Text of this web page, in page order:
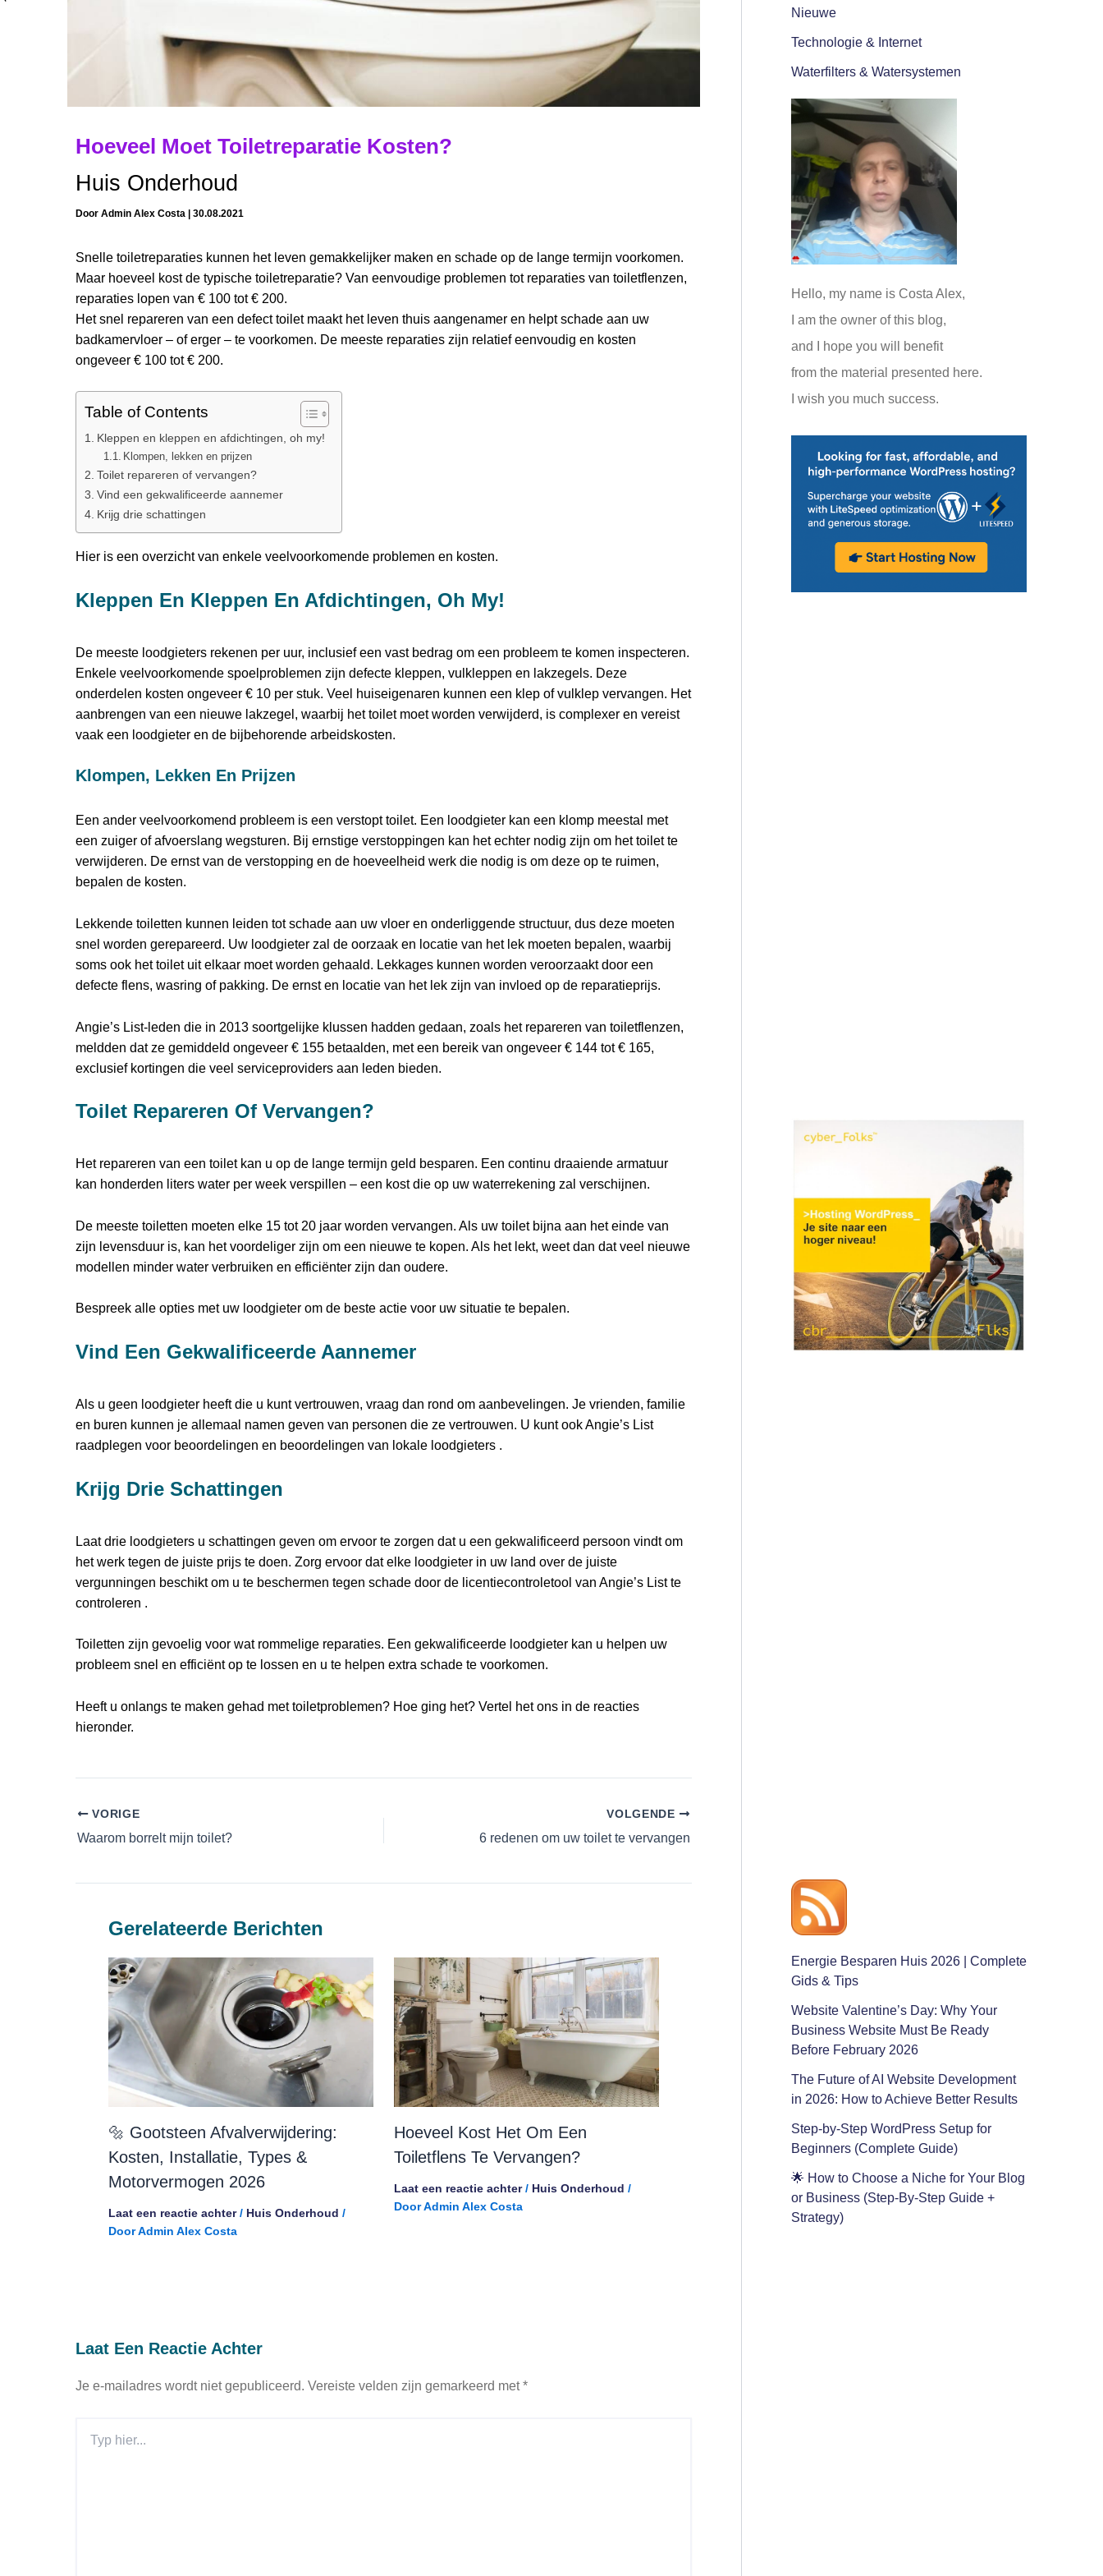
Hoeveel Moet Toiletreparatie Kosten?
Huis Onderhoud
Door Admin Alex Costa | 30.08.2021
Snelle toiletreparaties kunnen het leven gemakkelijker maken en schade op de lange termijn voorkomen.
Maar hoeveel kost de typische toiletreparatie? Van eenvoudige problemen tot reparaties van toiletflenzen,
reparaties lopen van € 100 tot € 200.
Het snel repareren van een defect toilet maakt het leven thuis aangenamer en helpt schade aan uw
badkamervloer – of erger – te voorkomen. De meeste reparaties zijn relatief eenvoudig en kosten
ongeveer € 100 tot € 200.
Table of Contents
Kleppen en kleppen en afdichtingen, oh my!
Klompen, lekken en prijzen
Toilet repareren of vervangen?
Vind een gekwalificeerde aannemer
Krijg drie schattingen
Hier is een overzicht van enkele veelvoorkomende problemen en kosten.
Kleppen En Kleppen En Afdichtingen, Oh My!
De meeste loodgieters rekenen per uur, inclusief een vast bedrag om een probleem te komen inspecteren.
Enkele veelvoorkomende spoelproblemen zijn defecte kleppen, vulkleppen en lakzegels. Deze
onderdelen kosten ongeveer € 10 per stuk. Veel huiseigenaren kunnen een klep of vulklep vervangen. Het
aanbrengen van een nieuwe lakzegel, waarbij het toilet moet worden verwijderd, is complexer en vereist
vaak een loodgieter en de bijbehorende arbeidskosten.
Klompen, Lekken En Prijzen
Een ander veelvoorkomend probleem is een verstopt toilet. Een loodgieter kan een klomp meestal met
een zuiger of afvoerslang wegsturen. Bij ernstige verstoppingen kan het echter nodig zijn om het toilet te
verwijderen. De ernst van de verstopping en de hoeveelheid werk die nodig is om deze op te ruimen,
bepalen de kosten.
Lekkende toiletten kunnen leiden tot schade aan uw vloer en onderliggende structuur, dus deze moeten
snel worden gerepareerd. Uw loodgieter zal de oorzaak en locatie van het lek moeten bepalen, waarbij
soms ook het toilet uit elkaar moet worden gehaald. Lekkages kunnen worden veroorzaakt door een
defecte flens, wasring of pakking. De ernst en locatie van het lek zijn van invloed op de reparatieprijs.
Angie’s List-leden die in 2013 soortgelijke klussen hadden gedaan, zoals het repareren van toiletflenzen,
meldden dat ze gemiddeld ongeveer € 155 betaalden, met een bereik van ongeveer € 144 tot € 165,
exclusief kortingen die veel serviceproviders aan leden bieden.
Toilet Repareren Of Vervangen?
Het repareren van een toilet kan u op de lange termijn geld besparen. Een continu draaiende armatuur
kan honderden liters water per week verspillen – een kost die op uw waterrekening zal verschijnen.
De meeste toiletten moeten elke 15 tot 20 jaar worden vervangen. Als uw toilet bijna aan het einde van
zijn levensduur is, kan het voordeliger zijn om een nieuwe te kopen. Als het lekt, weet dan dat veel nieuwe
modellen minder water verbruiken en efficiënter zijn dan oudere.
Bespreek alle opties met uw loodgieter om de beste actie voor uw situatie te bepalen.
Vind Een Gekwalificeerde Aannemer
Als u geen loodgieter heeft die u kunt vertrouwen, vraag dan rond om aanbevelingen. Je vrienden, familie
en buren kunnen je allemaal namen geven van personen die ze vertrouwen. U kunt ook Angie’s List
raadplegen voor beoordelingen en beoordelingen van lokale loodgieters .
Krijg Drie Schattingen
Laat drie loodgieters u schattingen geven om ervoor te zorgen dat u een gekwalificeerd persoon vindt om
het werk tegen de juiste prijs te doen. Zorg ervoor dat elke loodgieter in uw land over de juiste
vergunningen beschikt om u te beschermen tegen schade door de licentiecontroletool van Angie’s List te
controleren .
Toiletten zijn gevoelig voor wat rommelige reparaties. Een gekwalificeerde loodgieter kan u helpen uw
probleem snel en efficiënt op te lossen en u te helpen extra schade te voorkomen.
Heeft u onlangs te maken gehad met toiletproblemen? Hoe ging het? Vertel het ons in de reacties
hieronder.
VORIGE
Waarom borrelt mijn toilet?
VOLGENDE
6 redenen om uw toilet te vervangen
Gerelateerde Berichten
🔩 Gootsteen Afvalverwijdering:
Kosten, Installatie, Types &
Motorvermogen 2026
Laat een reactie achter / Huis Onderhoud /
DoorAdmin Alex Costa
Hoeveel Kost Het Om Een ​​
Toiletflens Te Vervangen?
Laat een reactie achter / Huis Onderhoud /
DoorAdmin Alex Costa
Laat Een Reactie Achter
Je e-mailadres wordt niet gepubliceerd. Vereiste velden zijn gemarkeerd met*
Hier...
Nieuwe
Technologie & Internet
Waterfilters & Watersystemen
Hello, my name is Costa Alex,
I am the owner of this blog,
and I hope you will benefit
from the material presented here.
I wish you much success.
Energie Besparen Huis 2026 | Complete
Gids & Tips
Website Valentine’s Day: Why Your
Business Website Must Be Ready
Before February 2026
The Future of AI Website Development
in 2026: How to Achieve Better Results
Step-by-Step WordPress Setup for
Beginners (Complete Guide)
🌟 How to Choose a Niche for Your Blog
or Business (Step-By-Step Guide +
Strategy)